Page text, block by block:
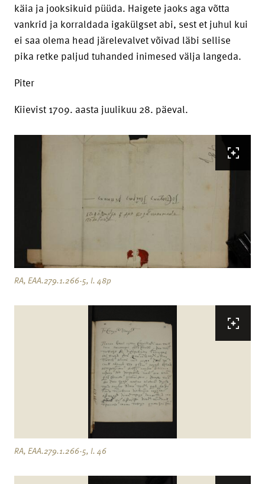
käia ja jooksikuid püüda. Haigete jaoks aga võtta
vankrid ja korraldada igakülgset abi, sest et juhul kui
ei saa olema head järelevalvet võivad läbi sellise
pika retke paljud tuhanded inimesed välja langeda.
Piter
Kiievist 1709. aasta juulikuu 28. päeval.
RA, EAA.279.1.266-5, l. 48p
RA, EAA.279.1.266-5, l. 46